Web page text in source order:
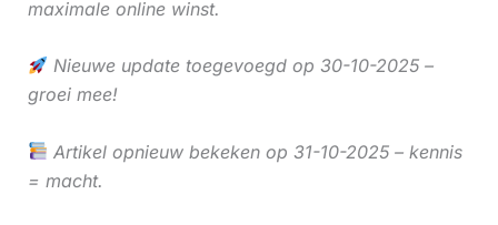
maximale online winst.
Nieuwe update toegevoegd op 30-10-2025 –
groei mee!
Artikel opnieuw bekeken op 31-10-2025 – kennis
= macht.